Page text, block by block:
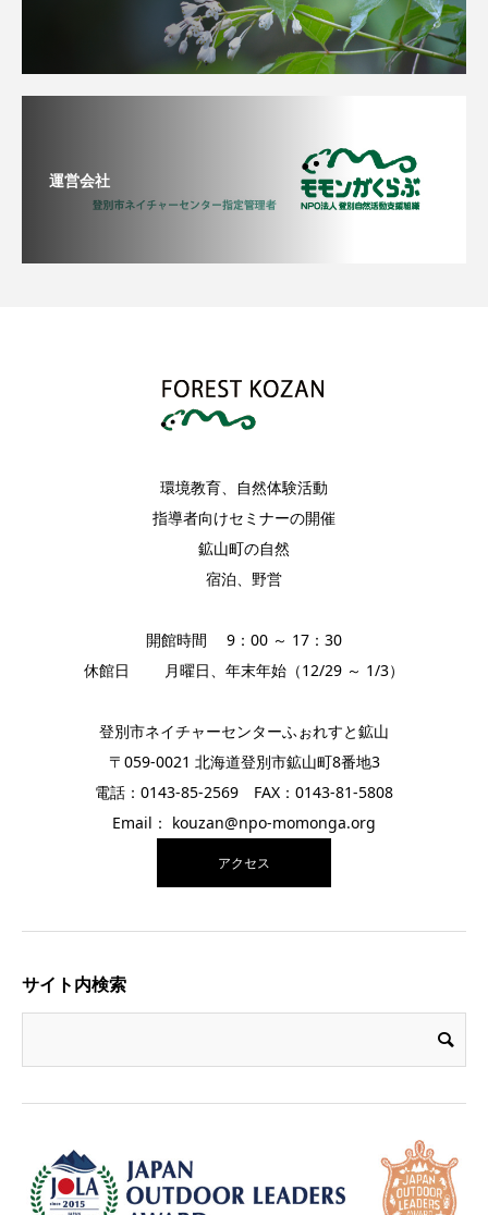
運営会社
環境教育、自然体験活動
指導者向けセミナーの開催
鉱山町の自然
宿泊、野営
開館時間 9：00 ～ 17：30
休館日 月曜日、年末年始（12/29 ～ 1/3）
登別市ネイチャーセンターふぉれすと鉱山
〒059-0021 北海道登別市鉱山町8番地3
電話：0143-85-2569 FAX：0143-81-5808
Email： kouzan@npo-momonga.org
アクセス
サイト内検索